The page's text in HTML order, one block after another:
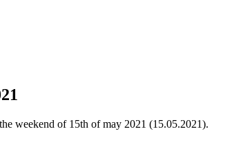
weekend of 15th of may 2021 (15.05.2021).